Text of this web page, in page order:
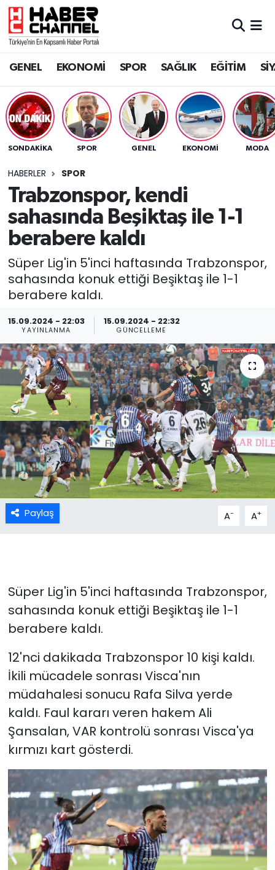
GENEL EKONOMİ SPOR SAĞLIK EĞİTİM
SONDAKIKA SPOR GENEL EKONOMİ MODA
HABERLER SPOR
Trabzonspor, kendi
sahasında Beşiktaş ile 1-1
berabere kaldı
Süper Lig'in 5'inci haftasında Trabzonspor,
sahasında konuk ettiği Beşiktaş ile 1-1
berabere kaldı.
15.09.2024 - 22:03
YAYINLANMA
15.09.2024 - 22:32
GÜNCELLEME
Paylaş A- A+
Süper Lig'in 5'inci haftasında Trabzonspor,
sahasında konuk ettiği Beşiktaş ile 1-1
berabere kaldı.
12'nci dakikada Trabzonspor 10 kişi kaldı.
İkili mücadele sonrası Visca'nın
müdahalesi sonucu Rafa Silva yerde
kaldı. Faul kararı veren hakem Ali
Şansalan, VAR kontrolü sonrası Visca'ya
kırmızı kart gösterdi.
GENEL
SPOR
SAĞLIK
EĞİTİM
SİYASET
MAGAZİN
Nöbetçi Eczaneler
Trafik Durumu
Süper Lig Puan Durumu ve Fikstür
Tüm Manşetler
Son Dakika Haberleri
Haber Arşivi